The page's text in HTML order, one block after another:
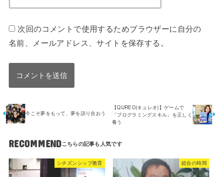
次回のコメントで使用するためブラウザーに自分の
名前、メールアドレス、サイトを保存する。
今こそ夢をもって、夢を語り合おう
【QUREO(キュレオ)】ゲームで
「プログラミングスキル」を正しく
養う
RECOMMEND
シチズンシップ教育 総合の時間